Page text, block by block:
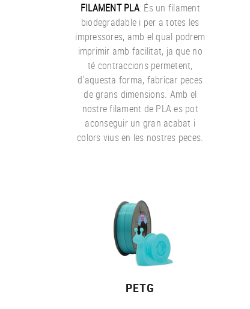
FILAMENT PLA: És un filament
biodegradable i per a totes les
impressores, amb el qual podrem
imprimir amb facilitat, ja que no
té contraccions permetent,
d'aquesta forma, fabricar peces
de grans dimensions. Amb el
nostre filament de PLA es pot
aconseguir un gran acabat i
colors vius en les nostres peces.
PETG